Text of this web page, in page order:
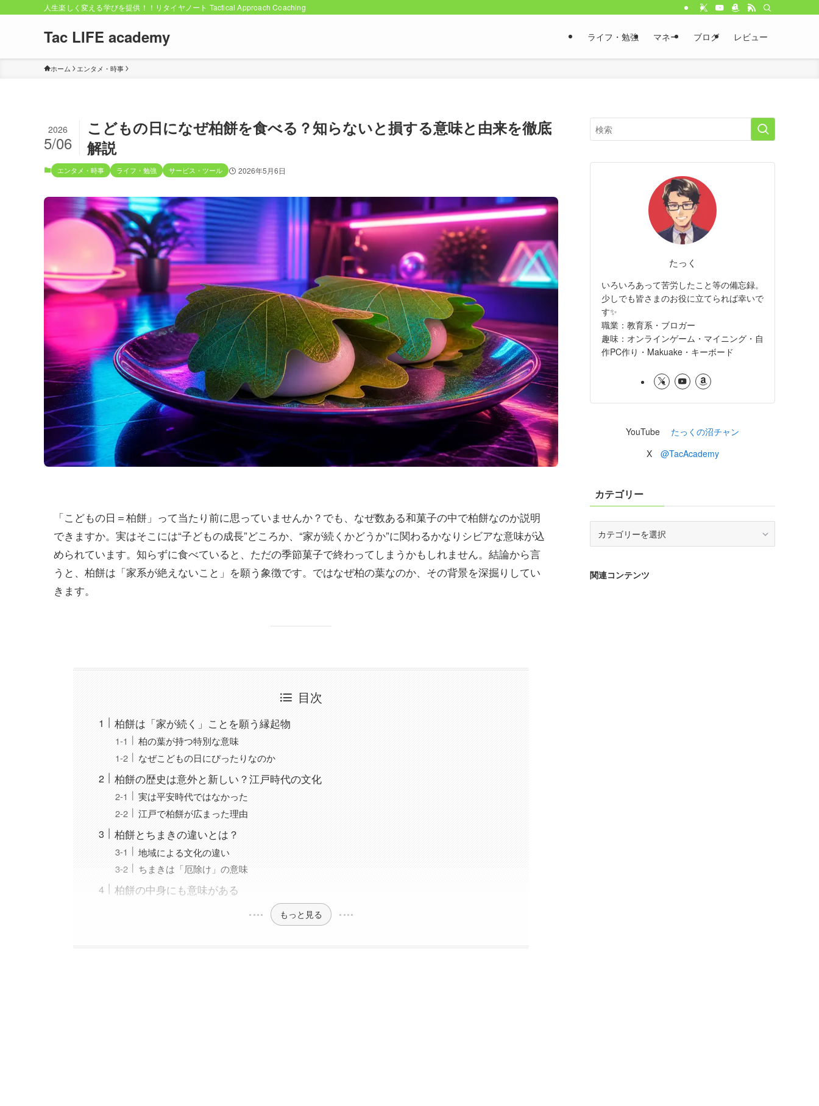
人生楽しく変える学びを提供！！リタイヤノート Tactical Approach Coaching
Tac LIFE academy ライフ・勉強 マネー ブログ レビュー
ホーム エンタメ・時事
こどもの日になぜ柏餅を食べる？知らないと損する意味と由来を徹底
解説
2026
5/06
エンタメ・時事 ライフ・勉強 サービス・ツール 2026年5月6日
「こどもの日＝柏餅」って当たり前に思っていませんか？でも、なぜ数ある和菓子の中で柏餅なのか説明
できますか。実はそこには“子どもの成長”どころか、“家が続くかどうか”に関わるかなりシビアな意味が込
められています。知らずに食べていると、ただの季節菓子で終わってしまうかもしれません。結論から言
うと、柏餅は「家系が絶えないこと」を願う象徴です。ではなぜ柏の葉なのか、その背景を深掘りしてい
きます。
目次
柏餅は「家が続く」ことを願う縁起物
柏の葉が持つ特別な意味
なぜこどもの日にぴったりなのか
柏餅の歴史は意外と新しい？江戸時代の文化
実は平安時代ではなかった
江戸で柏餅が広まった理由
柏餅とちまきの違いとは？
地域による文化の違い
ちまきは「厄除け」の意味
柏餅の中身にも意味がある
もっと見る
たっく
いろいろあって苦労したこと等の備忘録。
少しでも皆さまのお役に立てられば幸いで
す✨
職業：教育系・ブロガー
趣味：オンラインゲーム・マイニング・自
作PC作り・Makuake・キーボード
YouTube たっくの沼チャン
X @TacAcademy
カテゴリー
ー
関連コンテンツ